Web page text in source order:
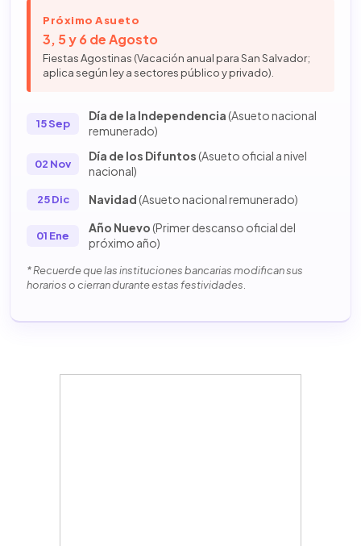
Próximo Asueto
3, 5 y 6 de Agosto
Fiestas Agostinas (Vacación anual para San Salvador;
aplica según ley a sectores público y privado).
15 Sep
Día de la Independencia(Asueto nacional
remunerado)
02 Nov
Día de los Difuntos(Asueto oficial a nivel
nacional)
25 Dic Navidad(Asueto nacional remunerado)
01 Ene
Año Nuevo(Primer descanso oficial del
próximo año)
* Recuerde que las instituciones bancarias modifican sus
horarios o cierran durante estas festividades.